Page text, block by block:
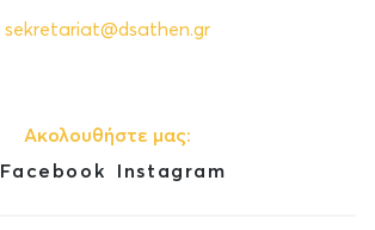
sekretariat@dsathen.gr
Ακολουθήστε μας:
Facebook Instagram